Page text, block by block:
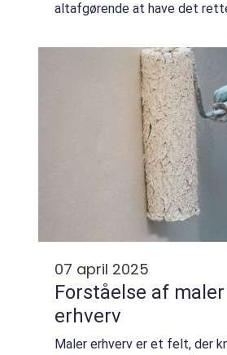
altafgørende at have det
jagtoplevelse....
07 april 2025
Forståelse af maler
erhverv
Maler erhverv er et felt, der